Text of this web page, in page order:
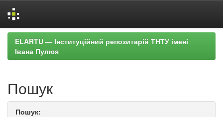
Skip
navigation
ELARTU — Інституційний репозитарій ТНТУ імені
Івана Пулюя
Пошук
Пошук: